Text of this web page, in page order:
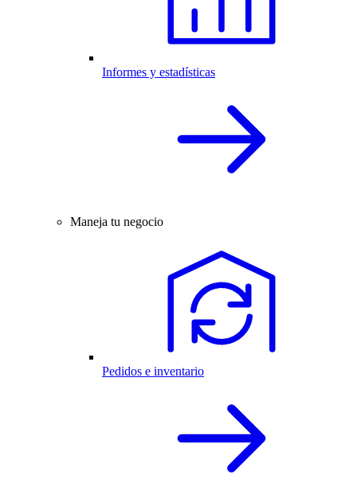
Informes y estadísticas
Maneja tu negocio
Pedidos e inventario